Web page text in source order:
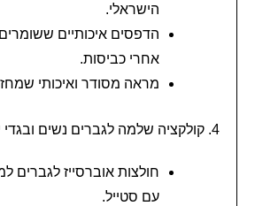
הישראלי.
הדפסים איכותיים
אחרי כביסות.
מראה מסודר ואיכותי
4. קולקציה שלמה לגברים נשים ובגדי ים
חולצות אוברסייז לגברים
עם סטייל.